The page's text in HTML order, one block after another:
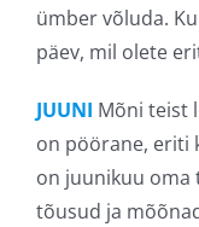
ümber võluda.
päev, mil olete
JUUNI Mõni teist
on pöörane, eriti
on juunikuu oma
tõusud ja